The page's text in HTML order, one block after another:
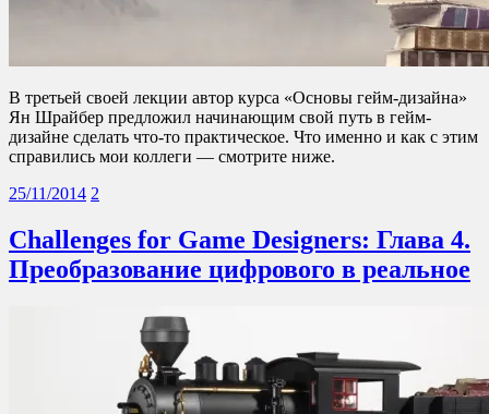
В третьей своей лекции автор курса «Основы гейм-дизайна»
Ян Шрайбер предложил начинающим свой путь в гейм-
дизайне сделать что-то практическое. Что именно и как с этим
справились мои коллеги — смотрите ниже.
25/11/2014 2
Challenges for Game Designers: Глава 4.
Преобразование цифрового в реальное